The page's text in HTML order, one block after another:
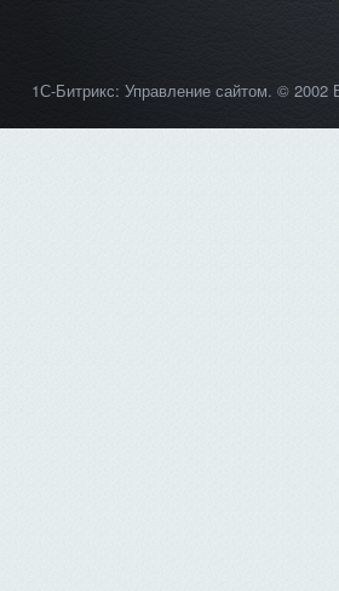
1С-Битрикс: Управление сайтом. © 2002